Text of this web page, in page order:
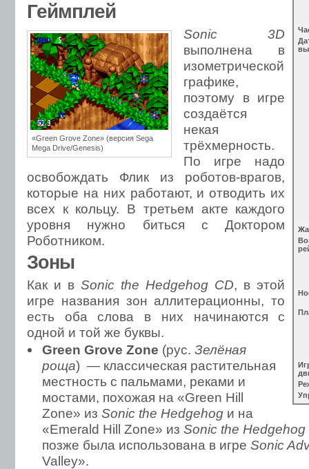
Геймплей
«Green Grove Zone» (версия Sega
Mega Drive/Genesis)
Sonic 3D
выполнена в
изометрической
графике,
поэтому в игре
создаётся
некая
трёхмерность.
По игре надо
освобождать Флик из роботов-врагов,
которые на них работают, и отводить их
всех к кольцу. В третьем акте каждого
уровня нужно биться с Доктором
Роботником.
Зоны
Как и вSonic the Hedgehog CD, в этой
игре названия зон аллитерационны, то
есть оба слова в них начинаются с
одной и той же буквы.
Green Grove Zone (рус. Зелёная
роща) — классическая растительная
местность с пальмами, реками и
мостами, похожая на «Green Hill
Zone» из Sonic the Hedgehog и на
«Emerald Hill Zone» из Sonic the Hedgehog
позже была использована в игре Sonic
Valley».